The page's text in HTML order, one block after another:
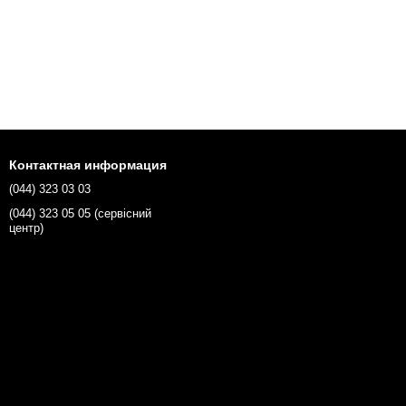
Контактная информация
(044) 323 03 03
(044) 323 05 05 (сервісний
центр)